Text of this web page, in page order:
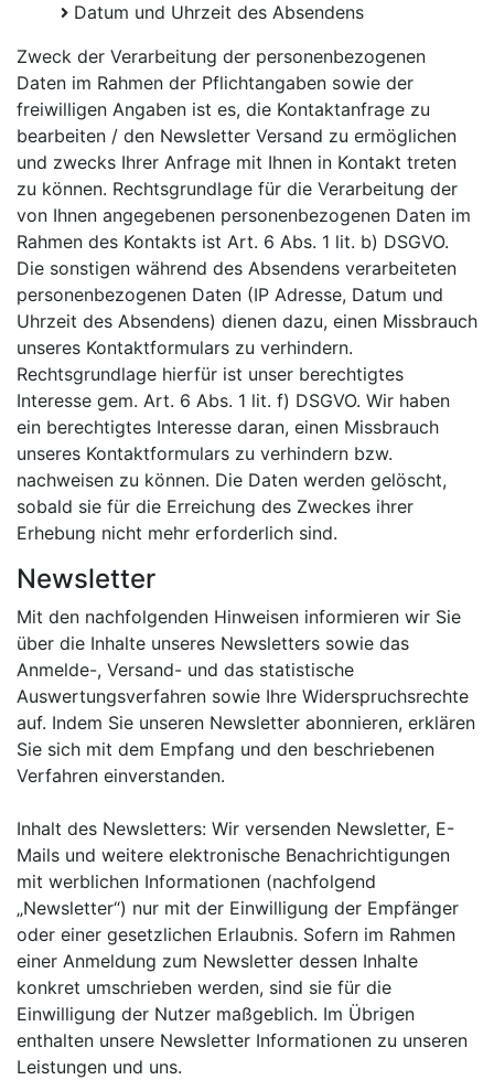
Datum und Uhrzeit des Absendens
Zweck der Verarbeitung der personenbezogenen
Daten im Rahmen der Pflichtangaben sowie der
freiwilligen Angaben ist es, die Kontaktanfrage zu
bearbeiten / den Newsletter Versand zu ermöglichen
und zwecks Ihrer Anfrage mit Ihnen in Kontakt treten
zu können. Rechtsgrundlage für die Verarbeitung der
von Ihnen angegebenen personenbezogenen Daten im
Rahmen des Kontakts ist Art. 6 Abs. 1 lit. b) DSGVO.
Die sonstigen während des Absendens verarbeiteten
personenbezogenen Daten (IP Adresse, Datum und
Uhrzeit des Absendens) dienen dazu, einen Missbrauch
unseres Kontaktformulars zu verhindern.
Rechtsgrundlage hierfür ist unser berechtigtes
Interesse gem. Art. 6 Abs. 1 lit. f) DSGVO. Wir haben
ein berechtigtes Interesse daran, einen Missbrauch
unseres Kontaktformulars zu verhindern bzw.
nachweisen zu können. Die Daten werden gelöscht,
sobald sie für die Erreichung des Zweckes ihrer
Erhebung nicht mehr erforderlich sind.
Newsletter
Mit den nachfolgenden Hinweisen informieren wir Sie
über die Inhalte unseres Newsletters sowie das
Anmelde-, Versand- und das statistische
Auswertungsverfahren sowie Ihre Widerspruchsrechte
auf. Indem Sie unseren Newsletter abonnieren, erklären
Sie sich mit dem Empfang und den beschriebenen
Verfahren einverstanden.
Inhalt des Newsletters: Wir versenden Newsletter, E-
Mails und weitere elektronische Benachrichtigungen
mit werblichen Informationen (nachfolgend
„Newsletter“) nur mit der Einwilligung der Empfänger
oder einer gesetzlichen Erlaubnis. Sofern im Rahmen
einer Anmeldung zum Newsletter dessen Inhalte
konkret umschrieben werden, sind sie für die
Einwilligung der Nutzer maßgeblich. Im Übrigen
enthalten unsere Newsletter Informationen zu unseren
Leistungen und uns.